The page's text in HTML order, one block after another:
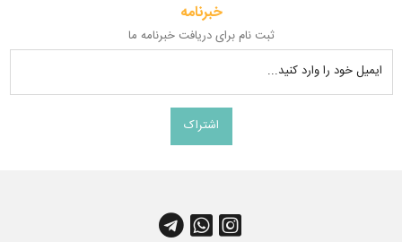
خبرنامه
ثبت نام برای دریافت خبرنامه ما
ایمیل خود را وارد کنید...
اشتراک
کانال آپارات
چت واتس اپ
کانال تلگرام